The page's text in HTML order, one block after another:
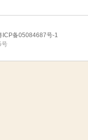
备05084687号-1
号